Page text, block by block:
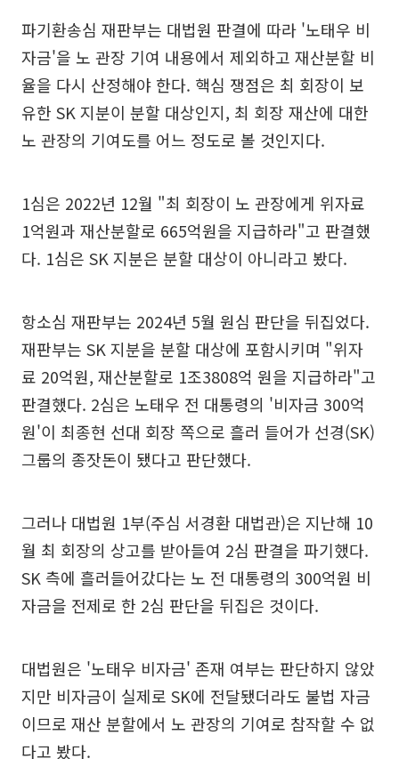
파기환송심 재판부는 대법원 판결에 따라 '노태우 비
자금'을 노 관장 기여 내용에서 제외하고 재산분할 비
율을 다시 산정해야 한다. 핵심 쟁점은 최 회장이 보
유한 SK 지분이 분할 대상인지, 최 회장 재산에 대한
노 관장의 기여도를 어느 정도로 볼 것인지다.
1심은 2022년 12월 "최 회장이 노 관장에게 위자료
1억원과 재산분할로 665억원을 지급하라"고 판결했
다. 1심은 SK 지분은 분할 대상이 아니라고 봤다.
항소심 재판부는 2024년 5월 원심 판단을 뒤집었다.
재판부는 SK 지분을 분할 대상에 포함시키며 "위자
료 20억원, 재산분할로 1조3808억 원을 지급하라"고
판결했다. 2심은 노태우 전 대통령의 '비자금 300억
원'이 최종현 선대 회장 쪽으로 흘러 들어가 선경(SK)
그룹의 종잣돈이 됐다고 판단했다.
그러나 대법원 1부(주심 서경환 대법관)은 지난해 10
월 최 회장의 상고를 받아들여 2심 판결을 파기했다.
SK 측에 흘러들어갔다는 노 전 대통령의 300억원 비
자금을 전제로 한 2심 판단을 뒤집은 것이다.
대법원은 '노태우 비자금' 존재 여부는 판단하지 않았
지만 비자금이 실제로 SK에 전달됐더라도 불법 자금
이므로 재산 분할에서 노 관장의 기여로 참작할 수 없
다고 봤다.